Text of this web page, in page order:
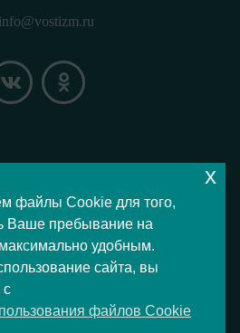
info@vostizm.ru
Эл № ФС77-73364 от 24.07.2018 г.
округа Восточное Измайлово.
бульвар, д. 50. т. +74994636209
файлы Cookie для того,
Ваше пребывание на
удобным.
сайта, вы
с
файлов Cookie
x